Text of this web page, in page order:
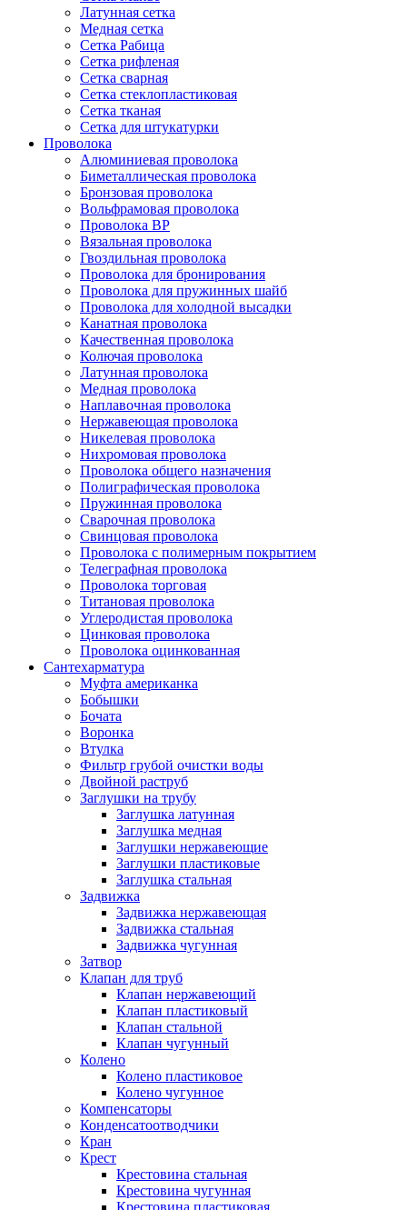
Латунная сетка
Медная сетка
Сетка Рабица
Сетка рифленая
Сетка сварная
Сетка стеклопластиковая
Сетка тканая
Сетка для штукатурки
Проволока
Алюминиевая проволока
Биметаллическая проволока
Бронзовая проволока
Вольфрамовая проволока
Проволока ВР
Вязальная проволока
Гвоздильная проволока
Проволока для бронирования
Проволока для пружинных шайб
Проволока для холодной высадки
Канатная проволока
Качественная проволока
Колючая проволока
Латунная проволока
Медная проволока
Наплавочная проволока
Нержавеющая проволока
Никелевая проволока
Нихромовая проволока
Проволока общего назначения
Полиграфическая проволока
Пружинная проволока
Сварочная проволока
Свинцовая проволока
Проволока с полимерным покрытием
Телеграфная проволока
Проволока торговая
Титановая проволока
Углеродистая проволока
Цинковая проволока
Проволока оцинкованная
Сантехарматура
Муфта американка
Бобышки
Бочата
Воронка
Втулка
Фильтр грубой очистки воды
Двойной раструб
Заглушки на трубу
Заглушка латунная
Заглушка медная
Заглушки нержавеющие
Заглушки пластиковые
Заглушка стальная
Задвижка
Задвижка нержавеющая
Задвижка стальная
Задвижка чугунная
Затвор
Клапан для труб
Клапан нержавеющий
Клапан пластиковый
Клапан стальной
Клапан чугунный
Колено
Колено пластиковое
Колено чугунное
Компенсаторы
Конденсатоотводчики
Кран
Крест
Крестовина стальная
Крестовина чугунная
Крестовина пластиковая